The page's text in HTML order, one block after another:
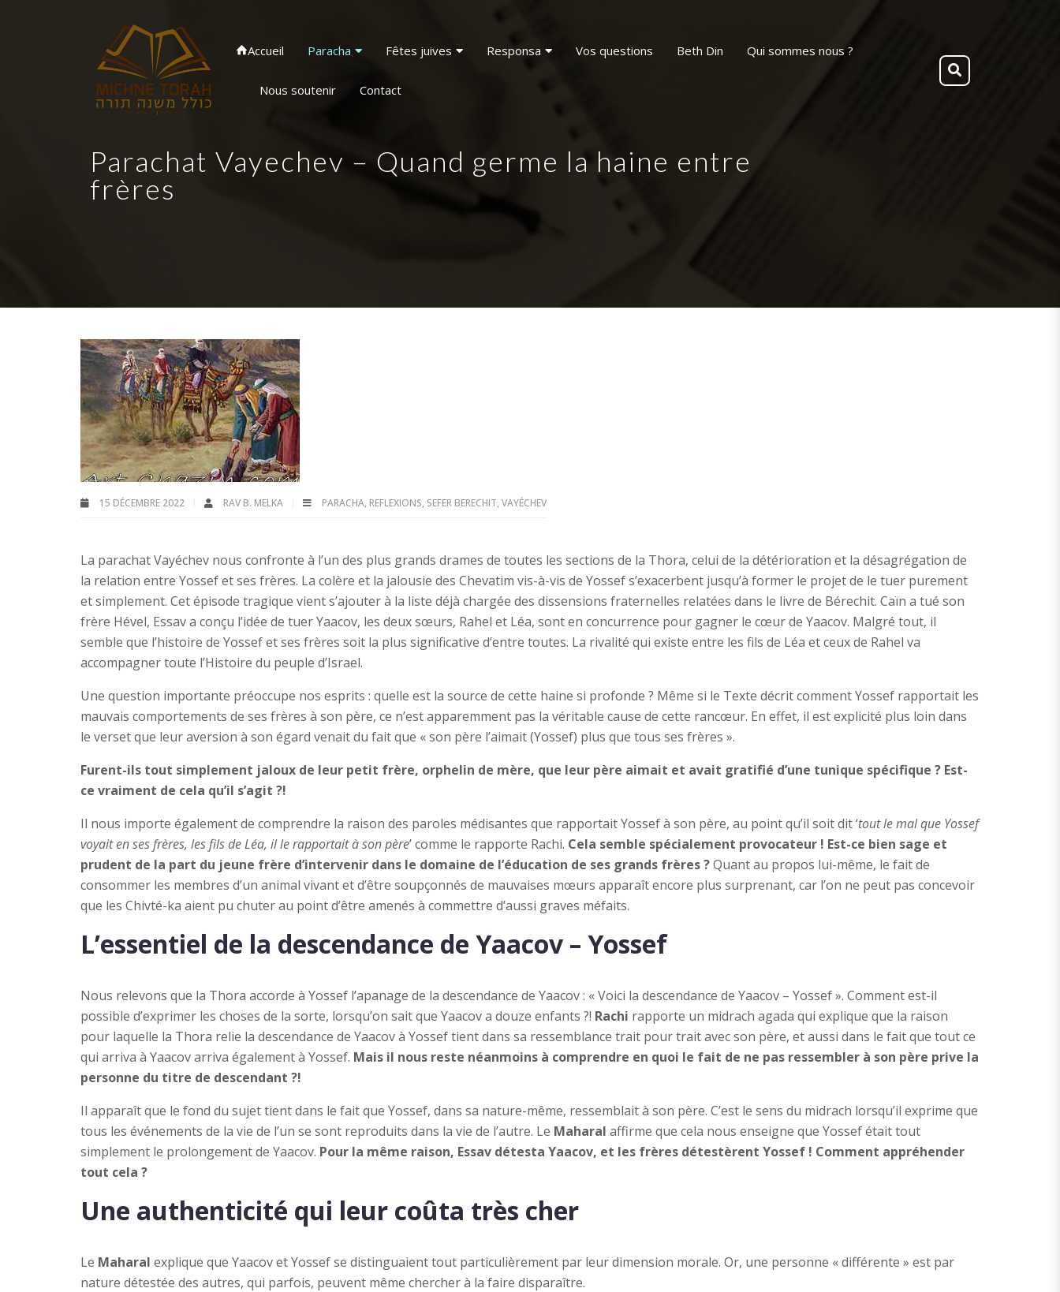
Accueil Paracha Fêtes juives Responsa Vos questions Beth Din Qui sommes nous ?
Nous soutenir Contact
Parachat Vayechev – Quand germe la haine entre
frères
15 DÉCEMBRE 2022 RAV B. MELKA PARACHA, REFLEXIONS, SEFER BERECHIT, VAYÉCHEV
La parachat Vayéchev nous confronte à l’un des plus grands drames de toutes les sections de la Thora, celui de la détérioration et la désagrégation de
la relation entre Yossef et ses frères. La colère et la jalousie des Chevatim vis-à-vis de Yossef s’exacerbent jusqu’à former le projet de le tuer purement
et simplement. Cet épisode tragique vient s’ajouter à la liste déjà chargée des dissensions fraternelles relatées dans le livre de Bérechit. Caïn a tué son
frère Hével, Essav a conçu l’idée de tuer Yaacov, les deux sœurs, Rahel et Léa, sont en concurrence pour gagner le cœur de Yaacov. Malgré tout, il
semble que l’histoire de Yossef et ses frères soit la plus significative d’entre toutes. La rivalité qui existe entre les fils de Léa et ceux de Rahel va
accompagner toute l’Histoire du peuple d’Israel.
Une question importante préoccupe nos esprits : quelle est la source de cette haine si profonde ? Même si le Texte décrit comment Yossef rapportait les
mauvais comportements de ses frères à son père, ce n’est apparemment pas la véritable cause de cette rancœur. En effet, il est explicité plus loin dans
le verset que leur aversion à son égard venait du fait que « son père l’aimait (Yossef) plus que tous ses frères ».
Furent-ils tout simplement jaloux de leur petit frère, orphelin de mère, que leur père aimait et avait gratifié d’une tunique spécifique ? Est-
ce vraiment de cela qu’il s’agit ?!
Il nous importe également de comprendre la raison des paroles médisantes que rapportait Yossef à son père, au point qu’il soit dit ‘tout le mal que Yossef
voyait en ses frères, les fils de Léa, il le rapportait à son père’ comme le rapporte Rachi. Cela semble spécialement provocateur ! Est-ce bien sage et
prudent de la part du jeune frère d’intervenir dans le domaine de l’éducation de ses grands frères ?Quant au propos lui-même, le fait de
consommer les membres d’un animal vivant et d’être soupçonnés de mauvaises mœurs apparaît encore plus surprenant, car l’on ne peut pas concevoir
que les Chivté-ka aient pu chuter au point d’être amenés à commettre d’aussi graves méfaits.
L’essentiel de la descendance de Yaacov – Yossef
Nous relevons que la Thora accorde à Yossef l’apanage de la descendance de Yaacov : « Voici la descendance de Yaacov – Yossef ». Comment est-il
possible d’exprimer les choses de la sorte, lorsqu’on sait que Yaacov a douze enfants ?! Rachi rapporte un midrach agada qui explique que la raison
pour laquelle la Thora relie la descendance de Yaacov à Yossef tient dans sa ressemblance trait pour trait avec son père, et aussi dans le fait que tout ce
qui arriva à Yaacov arriva également à Yossef. Mais il nous reste néanmoins à comprendre en quoi le fait de ne pas ressembler à son père prive la
personne du titre de descendant ?!
Il apparaît que le fond du sujet tient dans le fait que Yossef, dans sa nature-même, ressemblait à son père. C’est le sens du midrach lorsqu’il exprime que
tous les événements de la vie de l’un se sont reproduits dans la vie de l’autre. Le Maharal affirme que cela nous enseigne que Yossef était tout
simplement le prolongement de Yaacov. Pour la même raison, Essav détesta Yaacov, et les frères détestèrent Yossef ! Comment appréhender
tout cela ?
Une authenticité qui leur coûta très cher
Le Maharal explique que Yaacov et Yossef se distinguaient tout particulièrement par leur dimension morale. Or, une personne « différente » est par
nature détestée des autres, qui parfois, peuvent même chercher à la faire disparaître.